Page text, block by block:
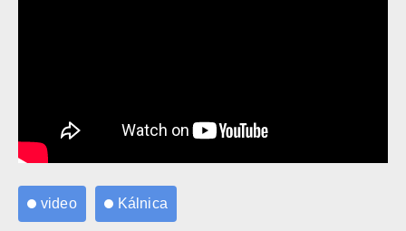
video Kálnica